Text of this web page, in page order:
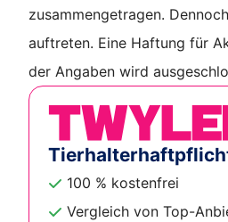
zusammengetragen.
auftreten. Eine Haftung für
der Angaben wird
100 % kostenfrei
Vergleich von Top-